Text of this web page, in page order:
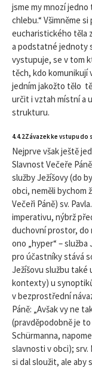
jsme my mnozí
chlebu.“ Všimněme
eucharistického těla
a podstatné jednoty
vystupuje, se v tom
těch, kdo komunikují
jedním jakožto tělo
určit i vztah místní a
strukturu.
4.4.2 Závazek ke vstupu do
Nejprve však ještě
Slavnost Večeře
služby Ježíšovy (do
obci, neměli bychom
Večeři Páně) sv.
imperativu, nýbrž
duchovní prostor, do
ono „hyper“ – služba
pro účastníky stává
Ježíšovu službu také
kontexty) u
v bezprostřední
Páně: „Avšak vy ne
(pravděpodobně je
Schürmanna,
slavnosti v obci); srv.
si dal sloužit, ale aby